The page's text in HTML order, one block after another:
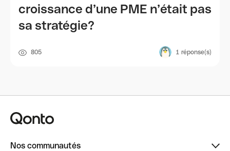
croissance d’une PME n’était pas
sa stratégie?
805 1 réponse(s)
Nos communautés